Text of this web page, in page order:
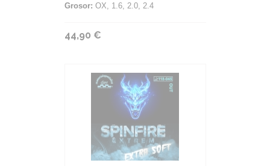
Grosor: OX, 1.6, 2.0, 2.4
44,90 €